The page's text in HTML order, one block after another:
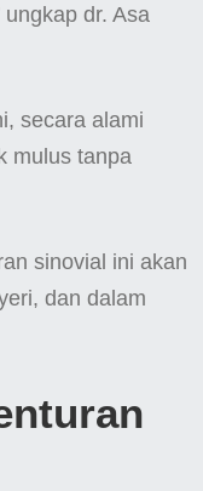
dr. Asa
secara alami
mulus tanpa
sinovial ini akan
dan dalam